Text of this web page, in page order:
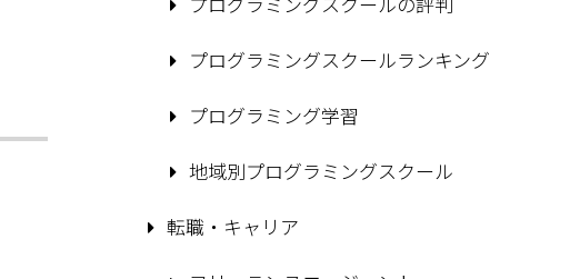
プログラミングスクールランキング
プログラミング学習
地域別プログラミングスクール
転職・キャリア